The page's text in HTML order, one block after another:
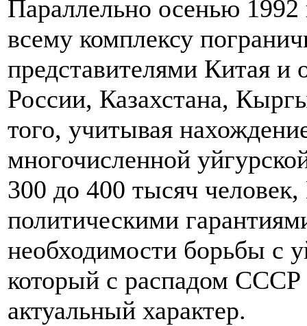
Параллельно осенью 1992
всему комплексу
представителями Китая и
России, Казахстана,
того, учитывая
многочисленной
300 до 400 тысяч
политическими
необходимости борьбы с
который с распадом
актуальный характер.